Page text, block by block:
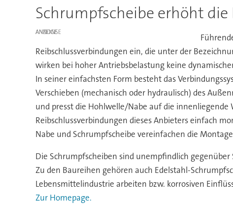
Schrumpfscheibe erhöht
ANZEIGE
Reibschlussverbindungen ein, die unter der
wirken bei hoher Antriebsbelastung keine
In seiner einfachsten Form besteht das
Verschieben (mechanisch oder hydraulisch) des
und presst die Hohlwelle/Nabe auf die innenliegende
Reibschlussverbindungen dieses Anbieters einfach
Nabe und Schrumpfscheibe vereinfachen die
Die Schrumpfscheiben sind unempfindlich
Zu den Baureihen gehören auch Edelstahl-
Lebensmittelindustrie arbeiten bzw. korrosiven
Zur Homepage.